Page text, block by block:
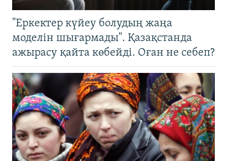
"Еркектер күйеу болудың жаңа
моделін шығармады". Қазақстанда
ажырасу қайта көбейді. Оған не себеп?